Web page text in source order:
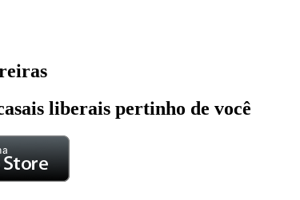
liberais pertinho de você